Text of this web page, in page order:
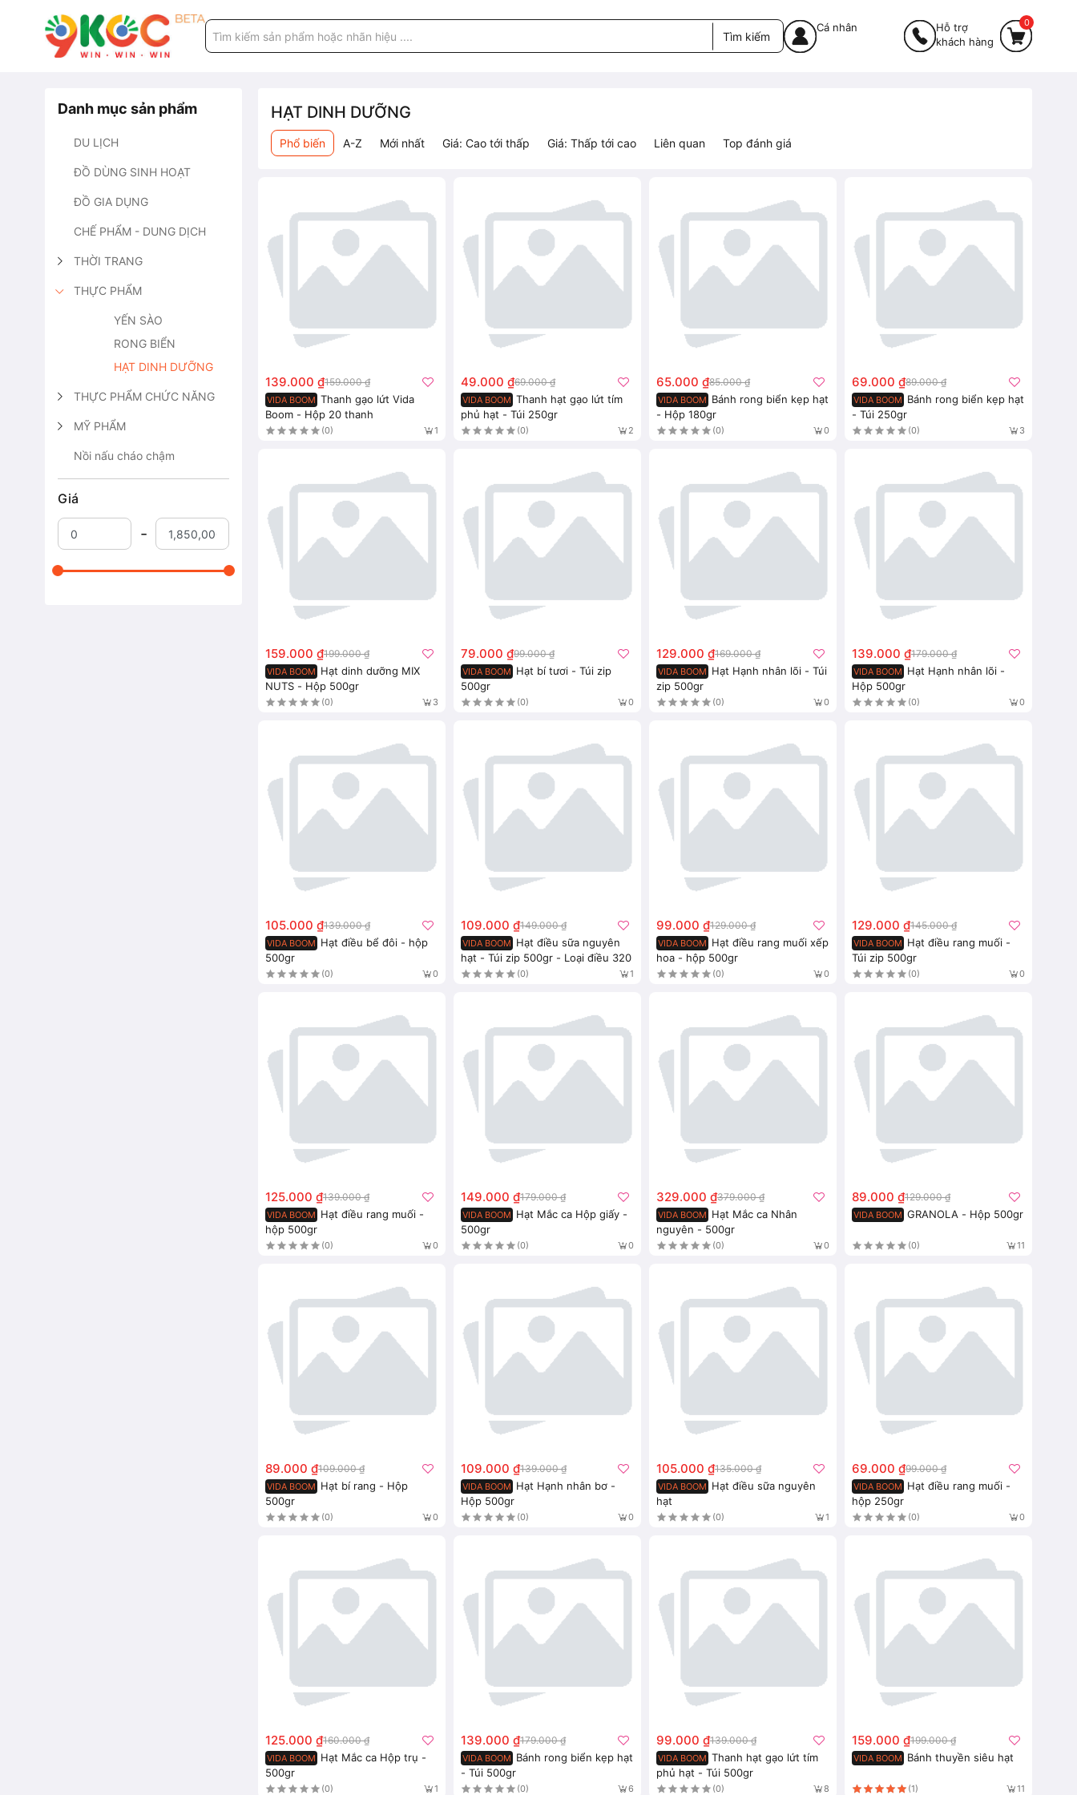
Tìm kiếm
Cá nhân
Hỗ trợ
khách hàng
0
Danh mục sản phẩm
DU LỊCH
ĐỒ DÙNG SINH HOẠT
ĐỒ GIA DỤNG
CHẾ PHẨM - DUNG DỊCH
THỜI TRANG
THỰC PHẨM
YẾN SÀO
RONG BIỂN
HẠT DINH DƯỠNG
THỰC PHẨM CHỨC NĂNG
MỸ PHẨM
Nồi nấu cháo chậm
Giá
HẠT DINH DƯỠNG
Phổ biến A-Z Mới nhất Giá: Cao tới thấp Giá: Thấp tới cao Liên quan Top đánh giá
139.000 ₫159.000 ₫
VIDA BOOM Thanh gạo lứt Vida
Boom - Hộp 20 thanh
(0) 1
49.000 ₫69.000 ₫
VIDA BOOM Thanh hạt gạo lứt tím
phủ hạt - Túi 250gr
(0) 2
65.000 ₫85.000 ₫
VIDA BOOM Bánh rong biển kẹp hạt
- Hộp 180gr
(0) 0
69.000 ₫89.000 ₫
VIDA BOOM Bánh rong biển kẹp hạt
- Túi 250gr
(0) 3
159.000 ₫199.000 ₫
VIDA BOOM Hạt dinh dưỡng MIX
NUTS - Hộp 500gr
(0) 3
79.000 ₫99.000 ₫
VIDA BOOM Hạt bí tươi - Túi zip
500gr
(0) 0
129.000 ₫169.000 ₫
VIDA BOOM Hạt Hạnh nhân lõi - Túi
zip 500gr
(0) 0
139.000 ₫179.000 ₫
VIDA BOOM Hạt Hạnh nhân lõi -
Hộp 500gr
(0) 0
105.000 ₫139.000 ₫
VIDA BOOM Hạt điều bể đôi - hộp
500gr
(0) 0
109.000 ₫149.000 ₫
VIDA BOOM Hạt điều sữa nguyên
hạt - Túi zip 500gr - Loại điều 320
(0) 1
99.000 ₫129.000 ₫
VIDA BOOM Hạt điều rang muối xếp
hoa - hộp 500gr
(0) 0
129.000 ₫145.000 ₫
VIDA BOOM Hạt điều rang muối -
Túi zip 500gr
(0) 0
125.000 ₫139.000 ₫
VIDA BOOM Hạt điều rang muối -
hộp 500gr
(0) 0
149.000 ₫179.000 ₫
VIDA BOOM Hạt Mắc ca Hộp giấy -
500gr
(0) 0
329.000 ₫379.000 ₫
VIDA BOOM Hạt Mắc ca Nhân
nguyên - 500gr
(0) 0
89.000 ₫129.000 ₫
VIDA BOOM GRANOLA - Hộp 500gr
(0) 11
89.000 ₫109.000 ₫
VIDA BOOM Hạt bí rang - Hộp
500gr
(0) 0
109.000 ₫139.000 ₫
VIDA BOOM Hạt Hạnh nhân bơ -
Hộp 500gr
(0) 0
105.000 ₫135.000 ₫
VIDA BOOM Hạt điều sữa nguyên
hạt
(0) 1
69.000 ₫99.000 ₫
VIDA BOOM Hạt điều rang muối -
hộp 250gr
(0) 0
125.000 ₫160.000 ₫
VIDA BOOM Hạt Mắc ca Hộp trụ -
500gr
(0) 1
139.000 ₫179.000 ₫
VIDA BOOM Bánh rong biển kẹp hạt
- Túi 500gr
(0) 6
99.000 ₫139.000 ₫
VIDA BOOM Thanh hạt gạo lứt tím
phủ hạt - Túi 500gr
(0) 8
159.000 ₫199.000 ₫
VIDA BOOM Bánh thuyền siêu hạt
(1) 11